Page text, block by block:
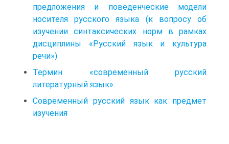
предложения и поведенческие модели
носителя русского языка (к вопросу об
изучении синтаксических норм в рамках
дисциплины «Русский язык и культура
речи»)
Термин «современный русский
литературный язык».
Современный русский язык как предмет
изучения